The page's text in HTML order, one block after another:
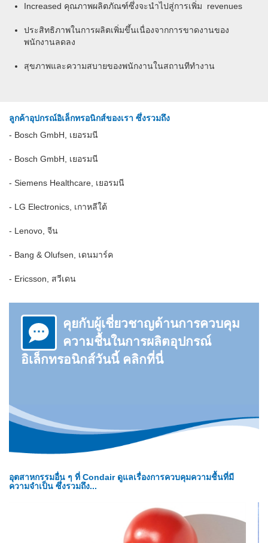
Increased คุณภาพผลิตภัณฑ์ซึ่งจะนำไปสู่การเพิ่ม revenues
ประสิทธิภาพในการผลิตเพิ่มขึ้นเนื่องจากการขาดงานของ
พนักงานลดลง
สุขภาพและความสบายของพนักงานในสถานทีทำงาน
ลูกค้าอุปกรณ์อิเล็กทรอนิกส์ของเรา ซึ่งรวมถึง
- Bosch GmbH, เยอรมนี
- Bosch GmbH, เยอรมนี
- Siemens Healthcare, เยอรมนี
- LG Electronics, เกาหลีใต้
- Lenovo, จีน
- Bang & Olufsen, เดนมาร์ค
- Ericsson, สวีเดน
คุยกับผู้เชี่ยวชาญด้านการควบคุม
ความชื้นในการผลิตอุปกรณ์
อิเล็กทรอนิกส์วันนี้ คลิกที่นี่
อุตสาหกรรมอื่น ๆ ที่ Condair ดูแลเรื่องการควบคุมความชื้นที่มี
ความจำเป็น ซึ่งรวมถึง...